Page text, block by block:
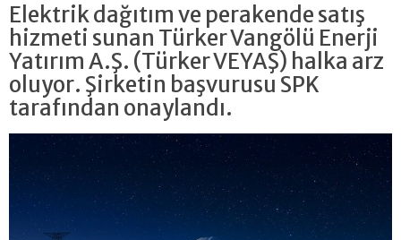
Elektrik dağıtım ve perakende satış
hizmeti sunan Türker Vangölü Enerji
Yatırım A.Ş. (Türker VEYAŞ) halka arz
oluyor. Şirketin başvurusu SPK
tarafından onaylandı.